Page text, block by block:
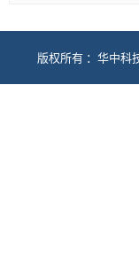
版权所有 ：华中科